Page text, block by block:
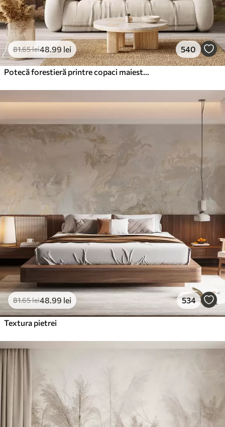
81.65lei48 .99 lei 540
81.65lei48 .99 lei 534
Textura pietrei